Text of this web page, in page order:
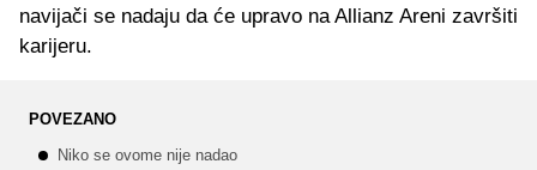
navijači se nadaju da će upravo na Allianz Areni završiti
karijeru.
POVEZANO
Niko se ovome nije nadao